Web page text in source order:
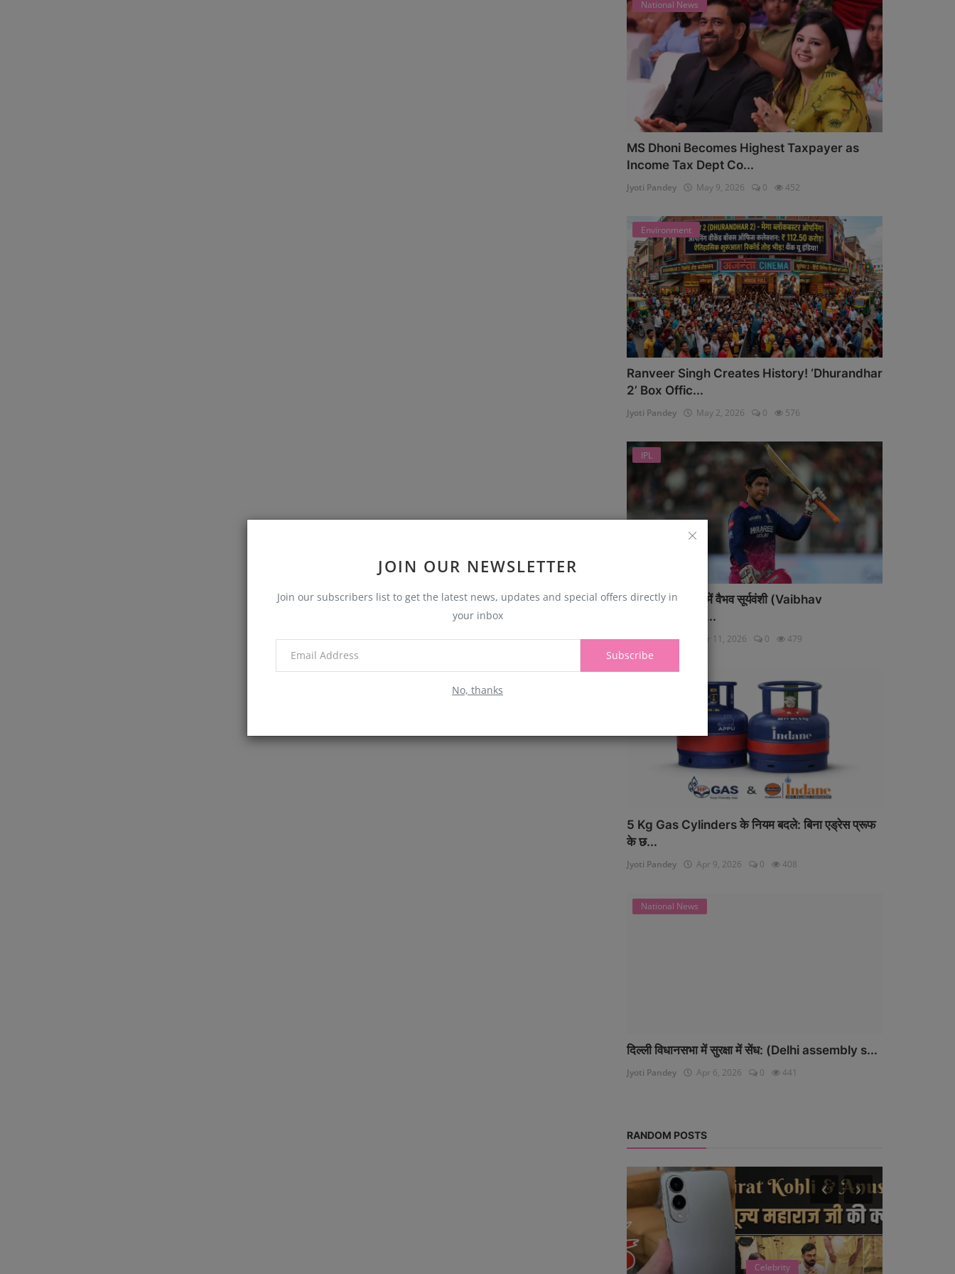
JOIN OUR NEWSLETTER
Join our subscribers list to get the latest news, updates and special offers directly in
your inbox
Subscribe
No, thanks
National News
MS Dhoni Becomes Highest Taxpayer as
Income Tax Dept Co...
Jyoti Pandey May 9, 2026 0 452
Environment
Ranveer Singh Creates History! ‘Dhurandhar
2’ Box Offic...
Jyoti Pandey May 2, 2026 0 576
IPL
एक और दिन, IPL में वैभव सूर्यवंशी (Vaibhav
Sooryavanshi...
Jyoti Pandey Apr 11, 2026 0 479
5 Kg Gas Cylinders के नियम बदले: बिना एड्रेस प्रूफ
के छ...
Jyoti Pandey Apr 9, 2026 0 408
National News
दिल्ली विधानसभा में सुरक्षा में सेंध: (Delhi assembly s...
Jyoti Pandey Apr 6, 2026 0 441
RANDOM POSTS
Celebrity